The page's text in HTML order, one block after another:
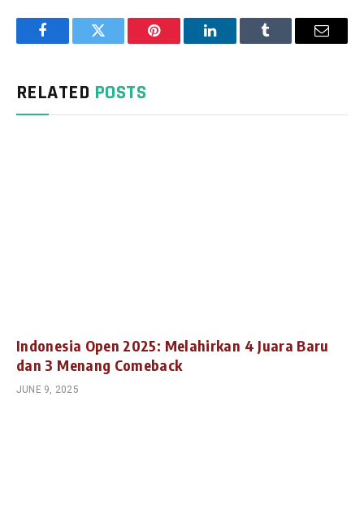
FacebookTwitter Pinterest LinkedInTumblr Email
RELATED POSTS
Indonesia Open 2025: Melahirkan 4 Juara Baru
dan 3 Menang Comeback
JUNE 9, 2025